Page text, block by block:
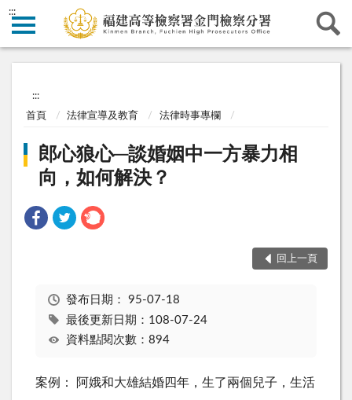
:::
:::
首頁 法律宣導及教育 法律時事專欄
郎心狼心─談婚姻中一方暴力相
向，如何解決？
回上一頁
發布日期： 95-07-18
最後更新日期：108-07-24
資料點閱次數：894
案例： 阿娥和大雄結婚四年，生了兩個兒子，生活